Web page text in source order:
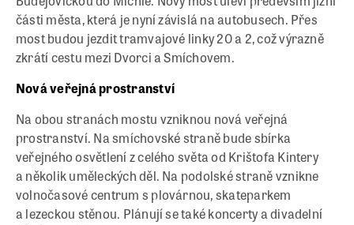
části města, která je nyní závislá na autobusech. Přes
most budou jezdit tramvajové linky 20 a 2, což výrazně
zkrátí cestu mezi Dvorci a Smíchovem.
Nová veřejná prostranství
Na obou stranách mostu vzniknou nová veřejná
prostranství. Na smíchovské straně bude sbírka
veřejného osvětlení z celého světa od Krištofa Kintery
a několik uměleckých děl. Na podolské straně vznikne
volnočasové centrum s plovárnou, skateparkem
a lezeckou stěnou. Plánují se také koncerty a divadelní